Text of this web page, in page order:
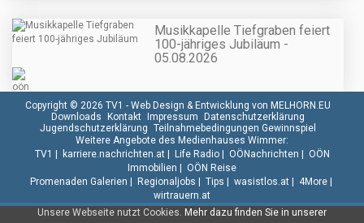
Musikkapelle Tiefgraben feiert
100-jähriges Jubiläum -
05.08.2026
Unsere Webseite nutzt Cookies. Mehr dazu finden Sie in unserer
Copyright © 2026 TV1 - Web Design & Entwicklung von MELHORN.EU
Downloads
Kontakt Impressum
Datenschutzerklärung
Jugendschutzerklärung Teilnahmebedingungen Gewinnspiel
Weitere Angebote des Medienhauses Wimmer:
TV1
karriere.nachrichten.at| Life Radio| OÖNachrichten
OÖN
Immobilien
OÖN Reise
Promenaden Galerien
Regionaljobs Tips wasistlos.at| 4More|
wirtrauern.at